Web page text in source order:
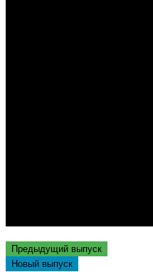
Предыдущий выпуск
Новый выпуск